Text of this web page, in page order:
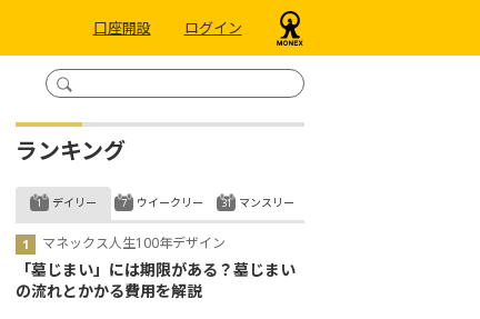
口座開設 ログイン
ランキング
デイリー
マネックス人生100年デザイン
「墓じまい」には期限がある？墓じまい
の流れとかかる費用を解説
ウイークリー マンスリー